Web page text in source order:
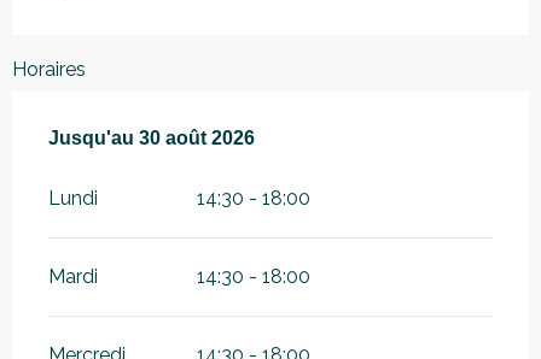
Horaires
Du27 juin 2026au30 août 2026
Jusqu'au 30 août 2026
Lundi 14:30 - 18:00
Mardi 14:30 - 18:00